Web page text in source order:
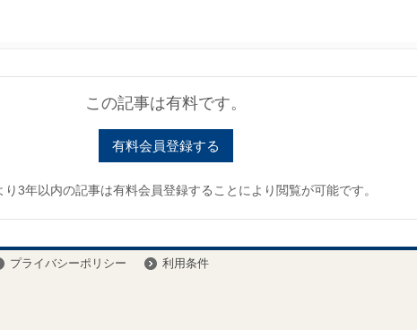
この記事は有料です。
有料会員登録する
3年以内の記事は有料会員登録することにより閲覧が可能です。
プライバシーポリシー 利用条件